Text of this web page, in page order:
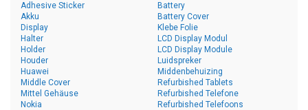
Adhesive Sticker
Akku
Battery
Battery Cover
Display
Halter
Holder
Houder
Huawei
Klebe Folie
LCD Display Modul
LCD Display Module
Luidspreker
Middenbehuizing
Middle Cover
Mittel Gehäuse
Nokia
Refurbished Tablets
Refurbished Telefone
Refurbished Telefoons